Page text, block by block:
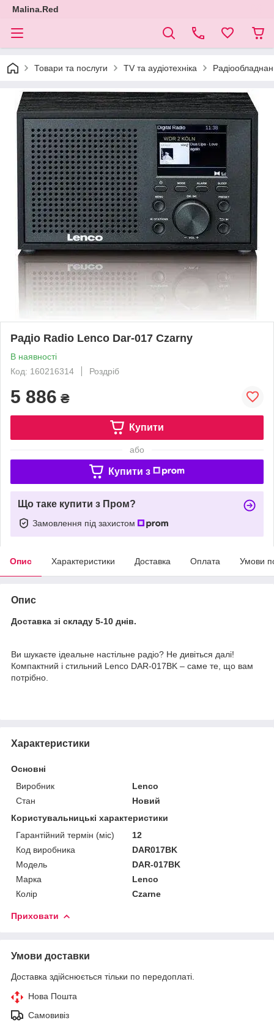
Malina.Red
Товари та послуги TV та аудіотехніка
Радіо Radio Lenco Dar-017 Czarny
В наявності
Код: 160216314
Роздріб
5 886 ₴
Купити
або
Купити з
Що таке купити з Пром?
Замовлення під захистом
Опис Характеристики Доставка Оплата Умови
Опис
Доставка зі складу 5-10 днів.
Ви шукаєте ідеальне настільне радіо? Не дивіться далі!
Компактний і стильний Lenco DAR-017BK – саме те, що вам
потрібно.
Характеристики
Основні
Виробник
Lenco
Стан
Новий
Користувальницькі характеристики
Гарантійний термін (міс)
12
Код виробника
DAR017BK
Мoдель
DAR-017BK
Марка
Lenco
Колір
Czarne
Приховати
Умови доставки
Доставка здійснюється тільки по передоплаті.
Нова Пошта
Самовивіз